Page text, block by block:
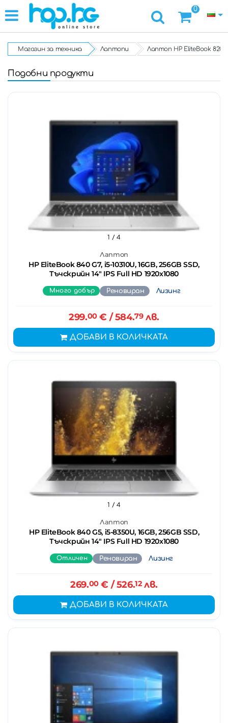
0
Магазин за техника Лаптопи Лаптоп HP EliteBook 820
Подобни продукти
Лаптоп
HP EliteBook 840 G7, i5-10310U, 16GB, 256GB SSD,
Тъчскрийн 14" IPS Full HD 1920x1080
1 / 4
Много добър Реновиран Лизинг
299.00€ / 584.79лв.
ДОБАВИ В КОЛИЧКАТА
Лаптоп
HP EliteBook 840 G5, i5-8350U, 16GB, 256GB SSD,
Тъчскрийн 14" IPS Full HD 1920x1080
1 / 4
Отличен Реновиран Лизинг
269.00€ / 526.12лв.
ДОБАВИ В КОЛИЧКАТА